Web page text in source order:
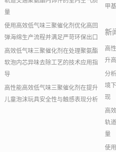
量
使用高效低气味三聚催化剂优化高回
弹海绵生产流程并满足严苛环保出口
高效低气味三聚催化剂在处理聚氨酯
软泡内芯异味去除工艺的技术应用指
导
高性能高效低气味三聚催化剂在提升
儿童泡沫玩具安全性与触感表现分析
甲
新
高
升
分
境
现
高
轨
量
使